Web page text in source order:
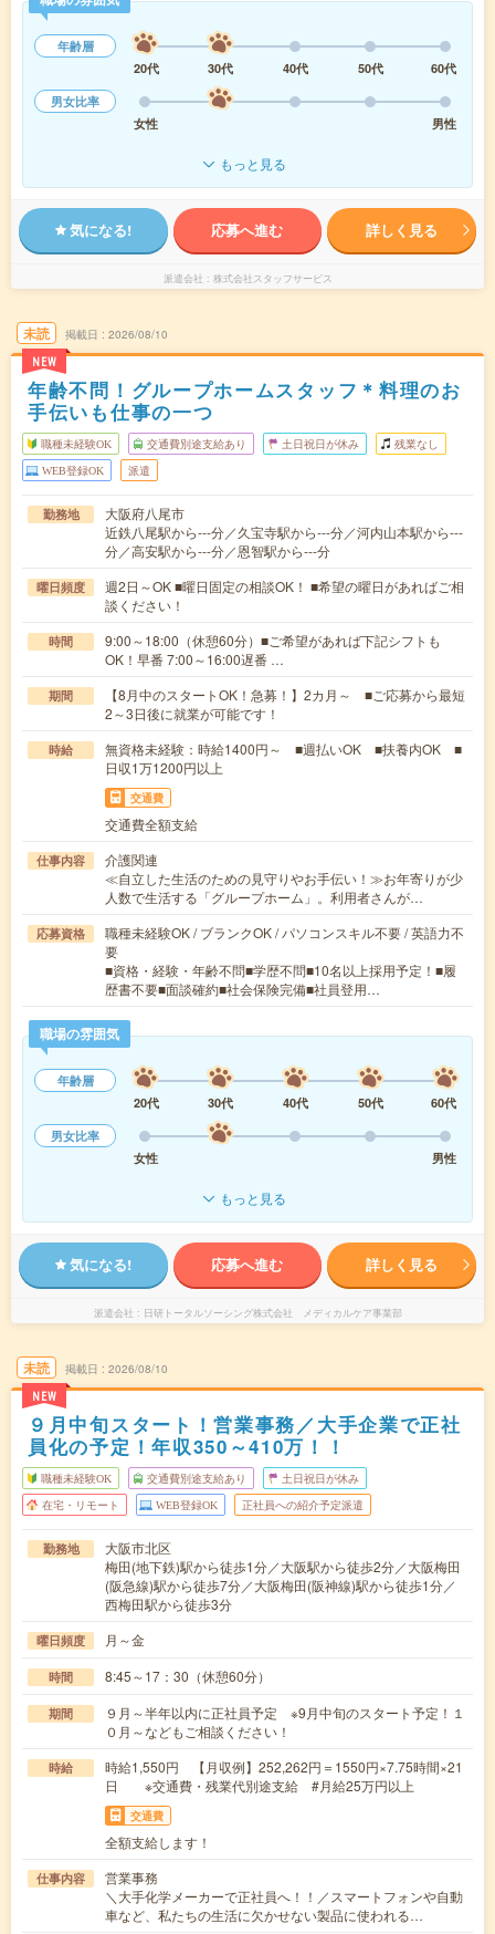
年齢層
20代
30代 40代 50代
60代
男女比率
女性
男性
もっと見る
気になる! 応募へ進む 詳しく見る
派遣会社 株式会社スタッフサービス
未読
NEW
掲載日 2026/08/10
年齢不問！グループホームスタッフ＊料理のお
手伝いも仕事の一つ
職種未経験OK 交通費別途支給あり 土日祝日が休み 残業なし
WEB登録OK 派遣
勤務地
大阪府八尾市
近鉄八尾駅から---分／久宝寺駅から---分／河内山本駅から---
分／高安駅から---分／恩智駅から---分
曜日頻度
週2日～OK ■曜日固定の相談OK！ ■希望の曜日があればご相
談ください！
時間
9:00～18:00（休憩60分）■ご希望があれば下記シフトも
OK！早番 7:00～16:00遅番 …
期間
【8月中のスタートOK！急募！】2カ月～ ■ご応募から最短
2～3日後に就業が可能です！
時給
無資格未経験：時給1400円～ ■週払いOK ■扶養内OK ■
日収1万1200円以上
交通費
交通費全額支給
仕事内容
介護関連
≪自立した生活のための見守りやお手伝い！≫お年寄りが少
人数で生活する「グループホーム」。利用者さんが…
応募資格
職種未経験OK / ブランクOK / パソコンスキル不要 / 英語力不
要
■資格・経験・年齢不問■学歴不問■10名以上採用予定！■履
歴書不要■面談確約■社会保険完備■社員登用…
職場の雰囲気
年齢層
20代
30代 40代 50代
60代
男女比率
女性
男性
もっと見る
気になる! 応募へ進む 詳しく見る
派遣会社 日研トータルソーシング株式会社 メディカルケア事業部
未読
NEW
掲載日 2026/08/10
９月中旬スタート！営業事務／大手企業で正社
員化の予定！年収350～410万！！
職種未経験OK 交通費別途支給あり 土日祝日が休み
在宅・リモート WEB登録OK 正社員への紹介予定派遣
勤務地
大阪市北区
梅田(地下鉄)駅から徒歩1分／大阪駅から徒歩2分／大阪梅田
(阪急線)駅から徒歩7分／大阪梅田(阪神線)駅から徒歩1分／
西梅田駅から徒歩3分
曜日頻度 月～金
時間 8:45～17：30（休憩60分）
期間
９月～半年以内に正社員予定 ※9月中旬のスタート予定！１
０月～などもご相談ください！
時給
時給1,550円 【月収例】252,262円＝1550円×7.75時間×21
日 ※交通費・残業代別途支給 #月給25万円以上
交通費
全額支給します！
仕事内容
営業事務
＼大手化学メーカーで正社員へ！！／スマートフォンや自動
車など、私たちの生活に欠かせない製品に使われる…